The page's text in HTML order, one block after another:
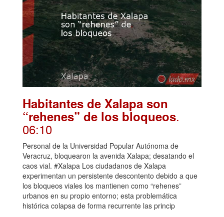
Habitantes de Xalapa son
“rehenes” de los bloqueos.
06:10
Personal de la Universidad Popular Autónoma de
Veracruz, bloquearon la avenida Xalapa; desatando el
caos vial. #Xalapa Los ciudadanos de Xalapa
experimentan un persistente descontento debido a que
los bloqueos viales los mantienen como “rehenes”
urbanos en su propio entorno; esta problemática
histórica colapsa de forma recurrente las princip